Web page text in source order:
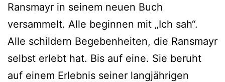
Ransmayr in seinem neuen Buch
versammelt. Alle beginnen mit „Ich sah“.
Alle schildern Begebenheiten, die Ransmayr
selbst erlebt hat. Bis auf eine. Sie beruht
auf einem Erlebnis seiner langjährigen